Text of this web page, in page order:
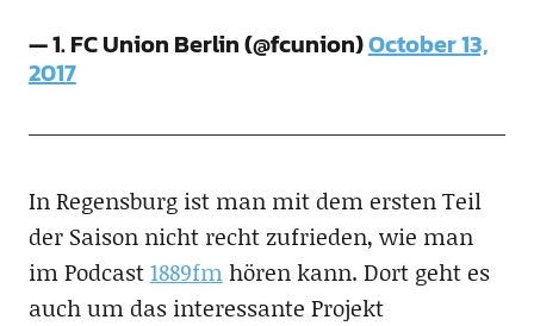
— 1. FC Union Berlin (@fcunion)October 13,
2017
In Regensburg ist man mit dem ersten Teil
der Saison nicht recht zufrieden, wie man
im Podcast1889fmhören kann. Dort geht es
auch um das interessante Projekt